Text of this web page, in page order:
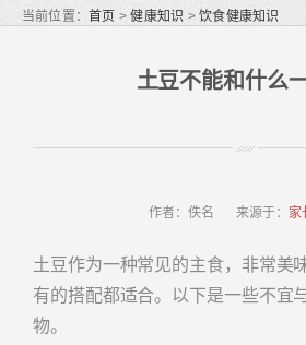
当前位置：首页 >健康知识 >饮食健康知识
土豆不能和什么
作者：佚名 来源于： 家
土豆作为一种常见的主食，非常美
有的搭配都适合。以下是一些不宜
物。